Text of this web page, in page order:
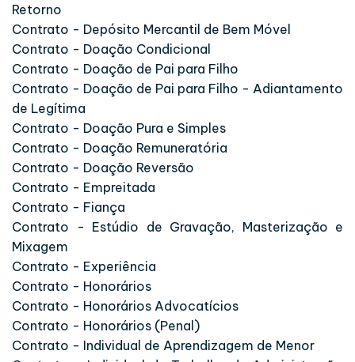
Retorno
Contrato - Depósito Mercantil de Bem Móvel
Contrato - Doação Condicional
Contrato - Doação de Pai para Filho
Contrato - Doação de Pai para Filho - Adiantamento
de Legítima
Contrato - Doação Pura e Simples
Contrato - Doação Remuneratória
Contrato - Doação Reversão
Contrato - Empreitada
Contrato - Fiança
Contrato - Estúdio de Gravação, Masterização e
Mixagem
Contrato - Experiência
Contrato - Honorários
Contrato - Honorários Advocatícios
Contrato - Honorários (Penal)
Contrato - Individual de Aprendizagem de Menor